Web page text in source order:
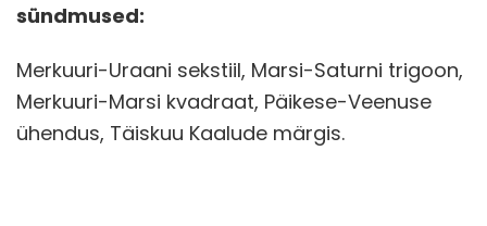
sündmused:
Merkuuri-Uraani sekstiil, Marsi-Saturni trigoon,
Merkuuri-Marsi kvadraat, Päikese-Veenuse
ühendus, Täiskuu Kaalude märgis.